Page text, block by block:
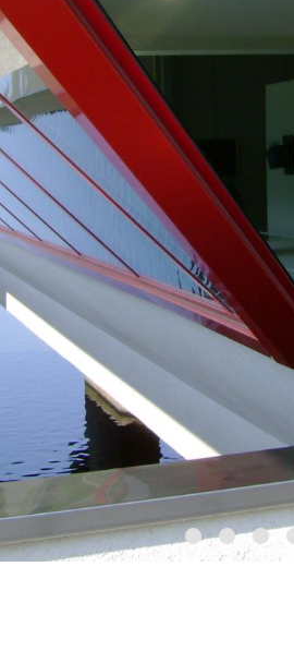
convertirlos en materiales de
arquitectura.
El proyecto de Maccagno de
con otras obras famosas del
testimonio del placer por la
continua, la oscilación entre el
organicismo, lo inacabado y la
La colección permanente,
incluye un total de 2.085 obras,
destacan las firmas de Guttuso,
estos años el museo no ha
adquirido Morandini, Tadini,
Cada año, además, el museo
exposiciones que ponen de
amplían el aliento de la